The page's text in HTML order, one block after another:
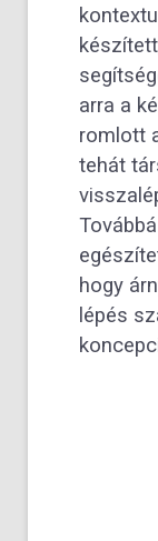
arra a
romlott
tehát
hogy
lépés